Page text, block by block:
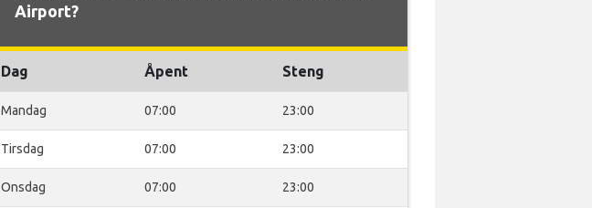
Airport?
Dag Åpent Steng
Mandag 07:00 23:00
Tirsdag 07:00 23:00
Onsdag 07:00 23:00